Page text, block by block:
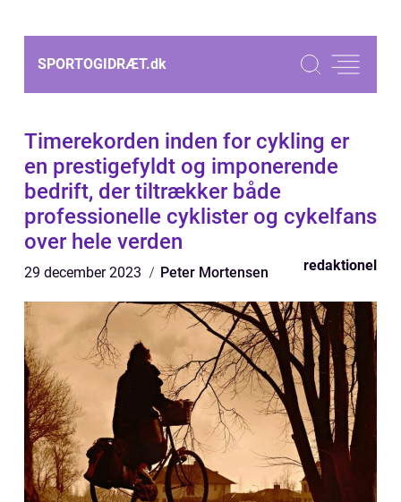
SPORTOGIDRÆT.dk
Timerekorden inden for cykling er
en prestigefyldt og imponerende
bedrift, der tiltrækker både
professionelle cyklister og cykelfans
over hele verden
29 december 2023 Peter Mortensen redaktionel